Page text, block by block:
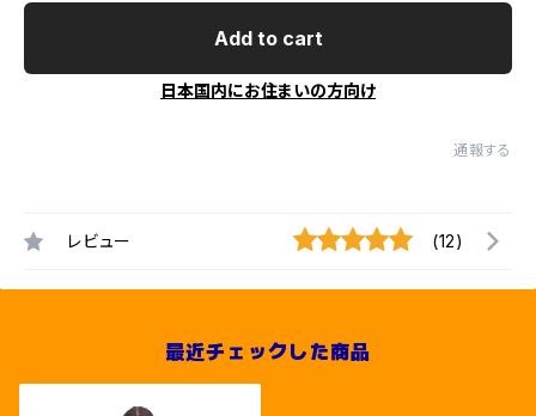
Add to cart
日本国内にお住まいの方向け
通報する
レビュー (12)
最近チェックした商品